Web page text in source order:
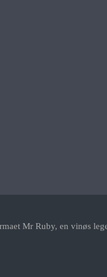
Mr Ruby, en vinøs